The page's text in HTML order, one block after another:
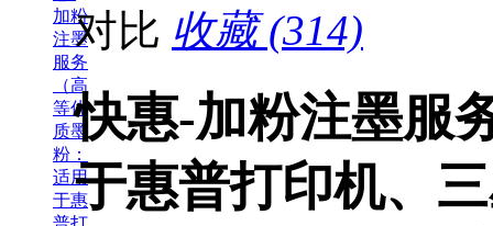
对比 收藏 (314)
快惠-加粉注墨服
于惠普打印机、